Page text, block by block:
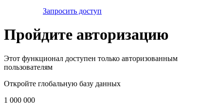
Запросить доступ
Пройдите авторизацию
Этот функционал доступен только авторизованным
пользователям
Откройте глобальную базу данных
1 000 000